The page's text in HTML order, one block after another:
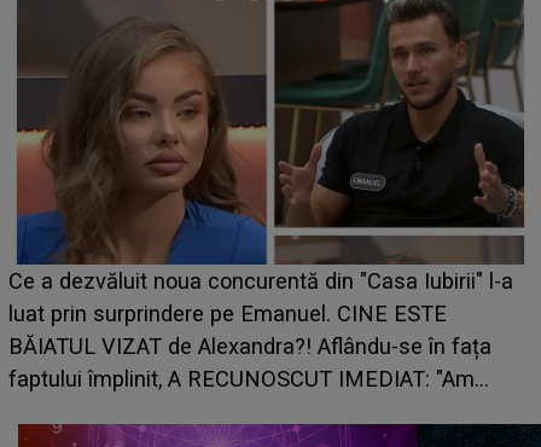
HOROSCOP de weekend, 8-9 august 2026. Zodia
care riscă să rămână fără bani. O decizie luată în
grabă îi aduce pierderi semnificative și îi dă toate
planurile peste cap